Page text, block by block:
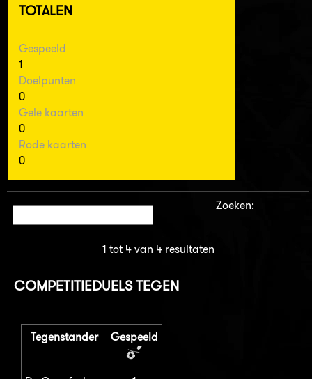
TOTALEN
Gespeeld
1
Doelpunten
0
Gele kaarten
0
Rode kaarten
0
Zoeken:
1 tot 4 van 4 resultaten
COMPETITIEDUELS TEGEN
Tegenstander Gespeeld